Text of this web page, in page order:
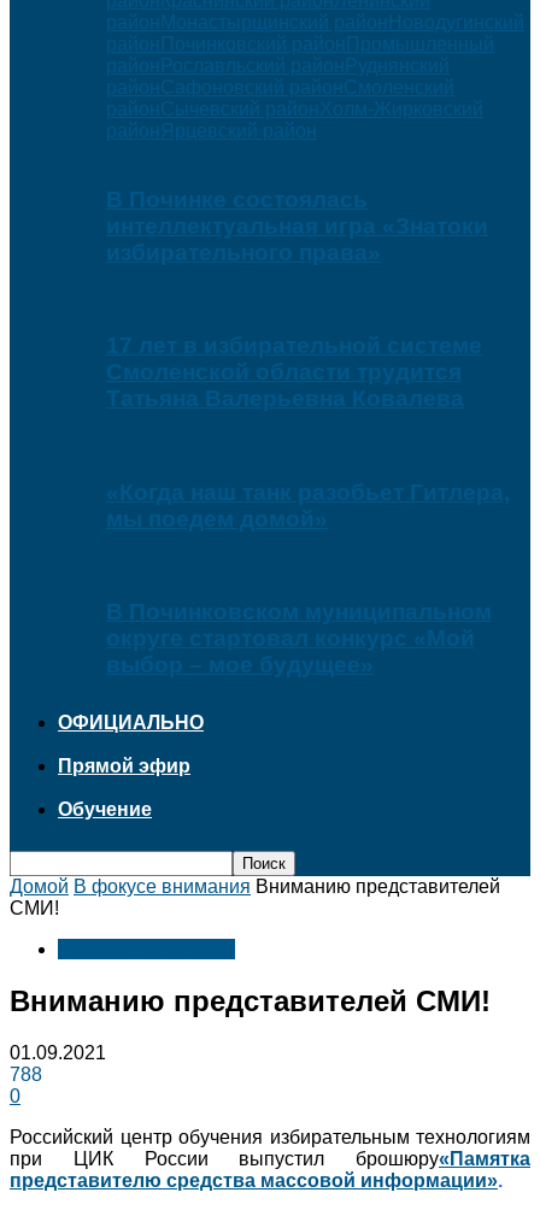
район Монастырщинский район Новодугинский
район Починковский район Промышленный
район Рославльский район Руднянский
районСафоновский районСмоленский
районСычевский районХолм-Жирковский
район Ярцевский район
В Починке состоялась
интеллектуальная игра «Знатоки
избирательного права»
17 лет в избирательной системе
Смоленской области трудится
Татьяна Валерьевна Ковалева
«Когда наш танк разобьет Гитлера,
мы поедем домой»
В Починковском муниципальном
округе стартовал конкурс «Мой
выбор – мое будущее»
ОФИЦИАЛЬНО
Прямой эфир
Обучение
Домой В фокусе внимания Вниманию представителей
СМИ!
Вниманию представителей СМИ!
01.09.2021
788
0
Российский центр обучения избирательным технологиям
при ЦИК России выпустил брошюру«Памятка
представителю средства массовой информации».